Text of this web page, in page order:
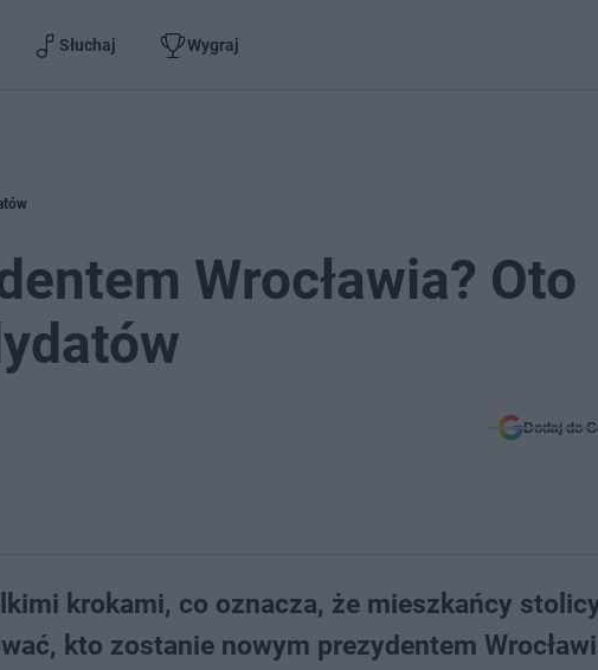
Słuchaj Wygraj
Wrocławia? Oto
Dodaj do
krokami, co oznacza, że mieszkańcy
kto zostanie nowym prezydentem